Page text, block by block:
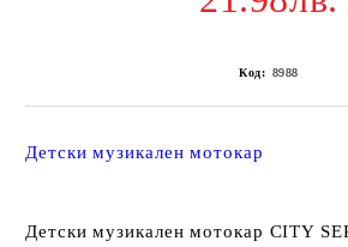
Код: 8988
Детски музикален мотокар
Детски музикален мотокар CITY